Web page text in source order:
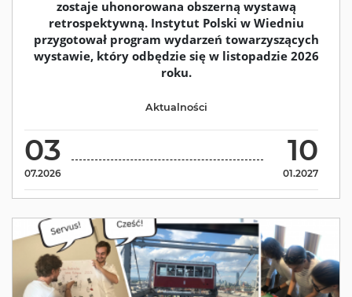
zostaje uhonorowana obszerną wystawą
retrospektywną. Instytut Polski w Wiedniu
przygotował program wydarzeń towarzyszących
wystawie, który odbędzie się w listopadzie 2026
roku.
03
07.2026
10
01.2027
Aktualności